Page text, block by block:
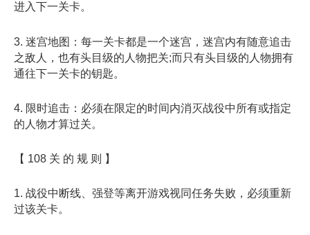
进入下一关卡。
3. 迷宫地图：每一关卡都是一个迷宫，迷宫内有随意追击
之敌人，也有头目级的人物把关;而只有头目级的人物拥有
通往下一关卡的钥匙。
4. 限时追击：必须在限定的时间内消灭战役中所有或指定
的人物才算过关。
【 108 关 的 规 则 】
1. 战役中断线、强登等离开游戏视同任务失败，必须重新
过该关卡。